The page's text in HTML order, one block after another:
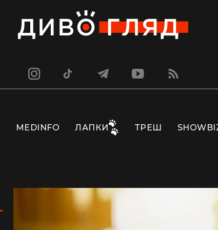
MEDINFO ЛАПКИ ТРЕШ